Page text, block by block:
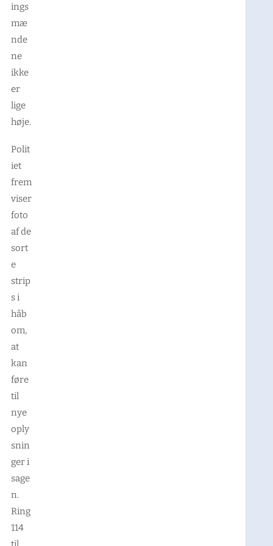
ings
mæ
nde
ne
ikke
er
lige
høje.
Polit
iet
frem
viser
foto
af de
sort
e
strip
s i
håb
om,
at
kan
føre
til
nye
oply
snin
ger i
sage
n.
Ring
114